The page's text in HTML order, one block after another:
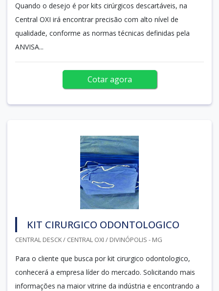
Quando o desejo é por kits cirúrgicos descartáveis, na
Central OXI irá encontrar precisão com alto nível de
qualidade, conforme as normas técnicas definidas pela
ANVISA...
Cotar agora
KIT CIRURGICO ODONTOLOGICO
CENTRAL DESCK / CENTRAL OXI / DIVINÓPOLIS - MG
Para o cliente que busca por kit cirurgico odontologico,
conhecerá a empresa líder do mercado. Solicitando mais
informações na maior vitrine da indústria e encontrando a